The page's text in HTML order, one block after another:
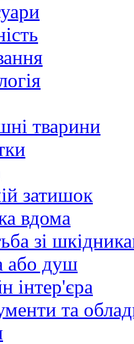
тварини
затишок
вдома
зі
або душ
інтер'єра
та